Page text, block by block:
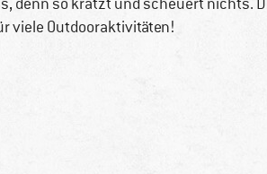
viele Outdooraktivitäten!